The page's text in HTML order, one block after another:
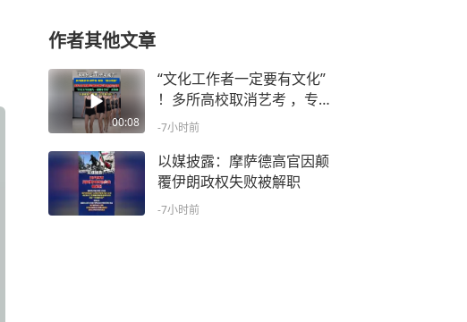
作者其他文章
00:08
“文化工作者一定要有文化”
！多所高校取消艺考 ，专
家：遏制“艺考捷径化”
-7小时前
以媒披露：摩萨德高官因颠
覆伊朗政权失败被解职
-7小时前